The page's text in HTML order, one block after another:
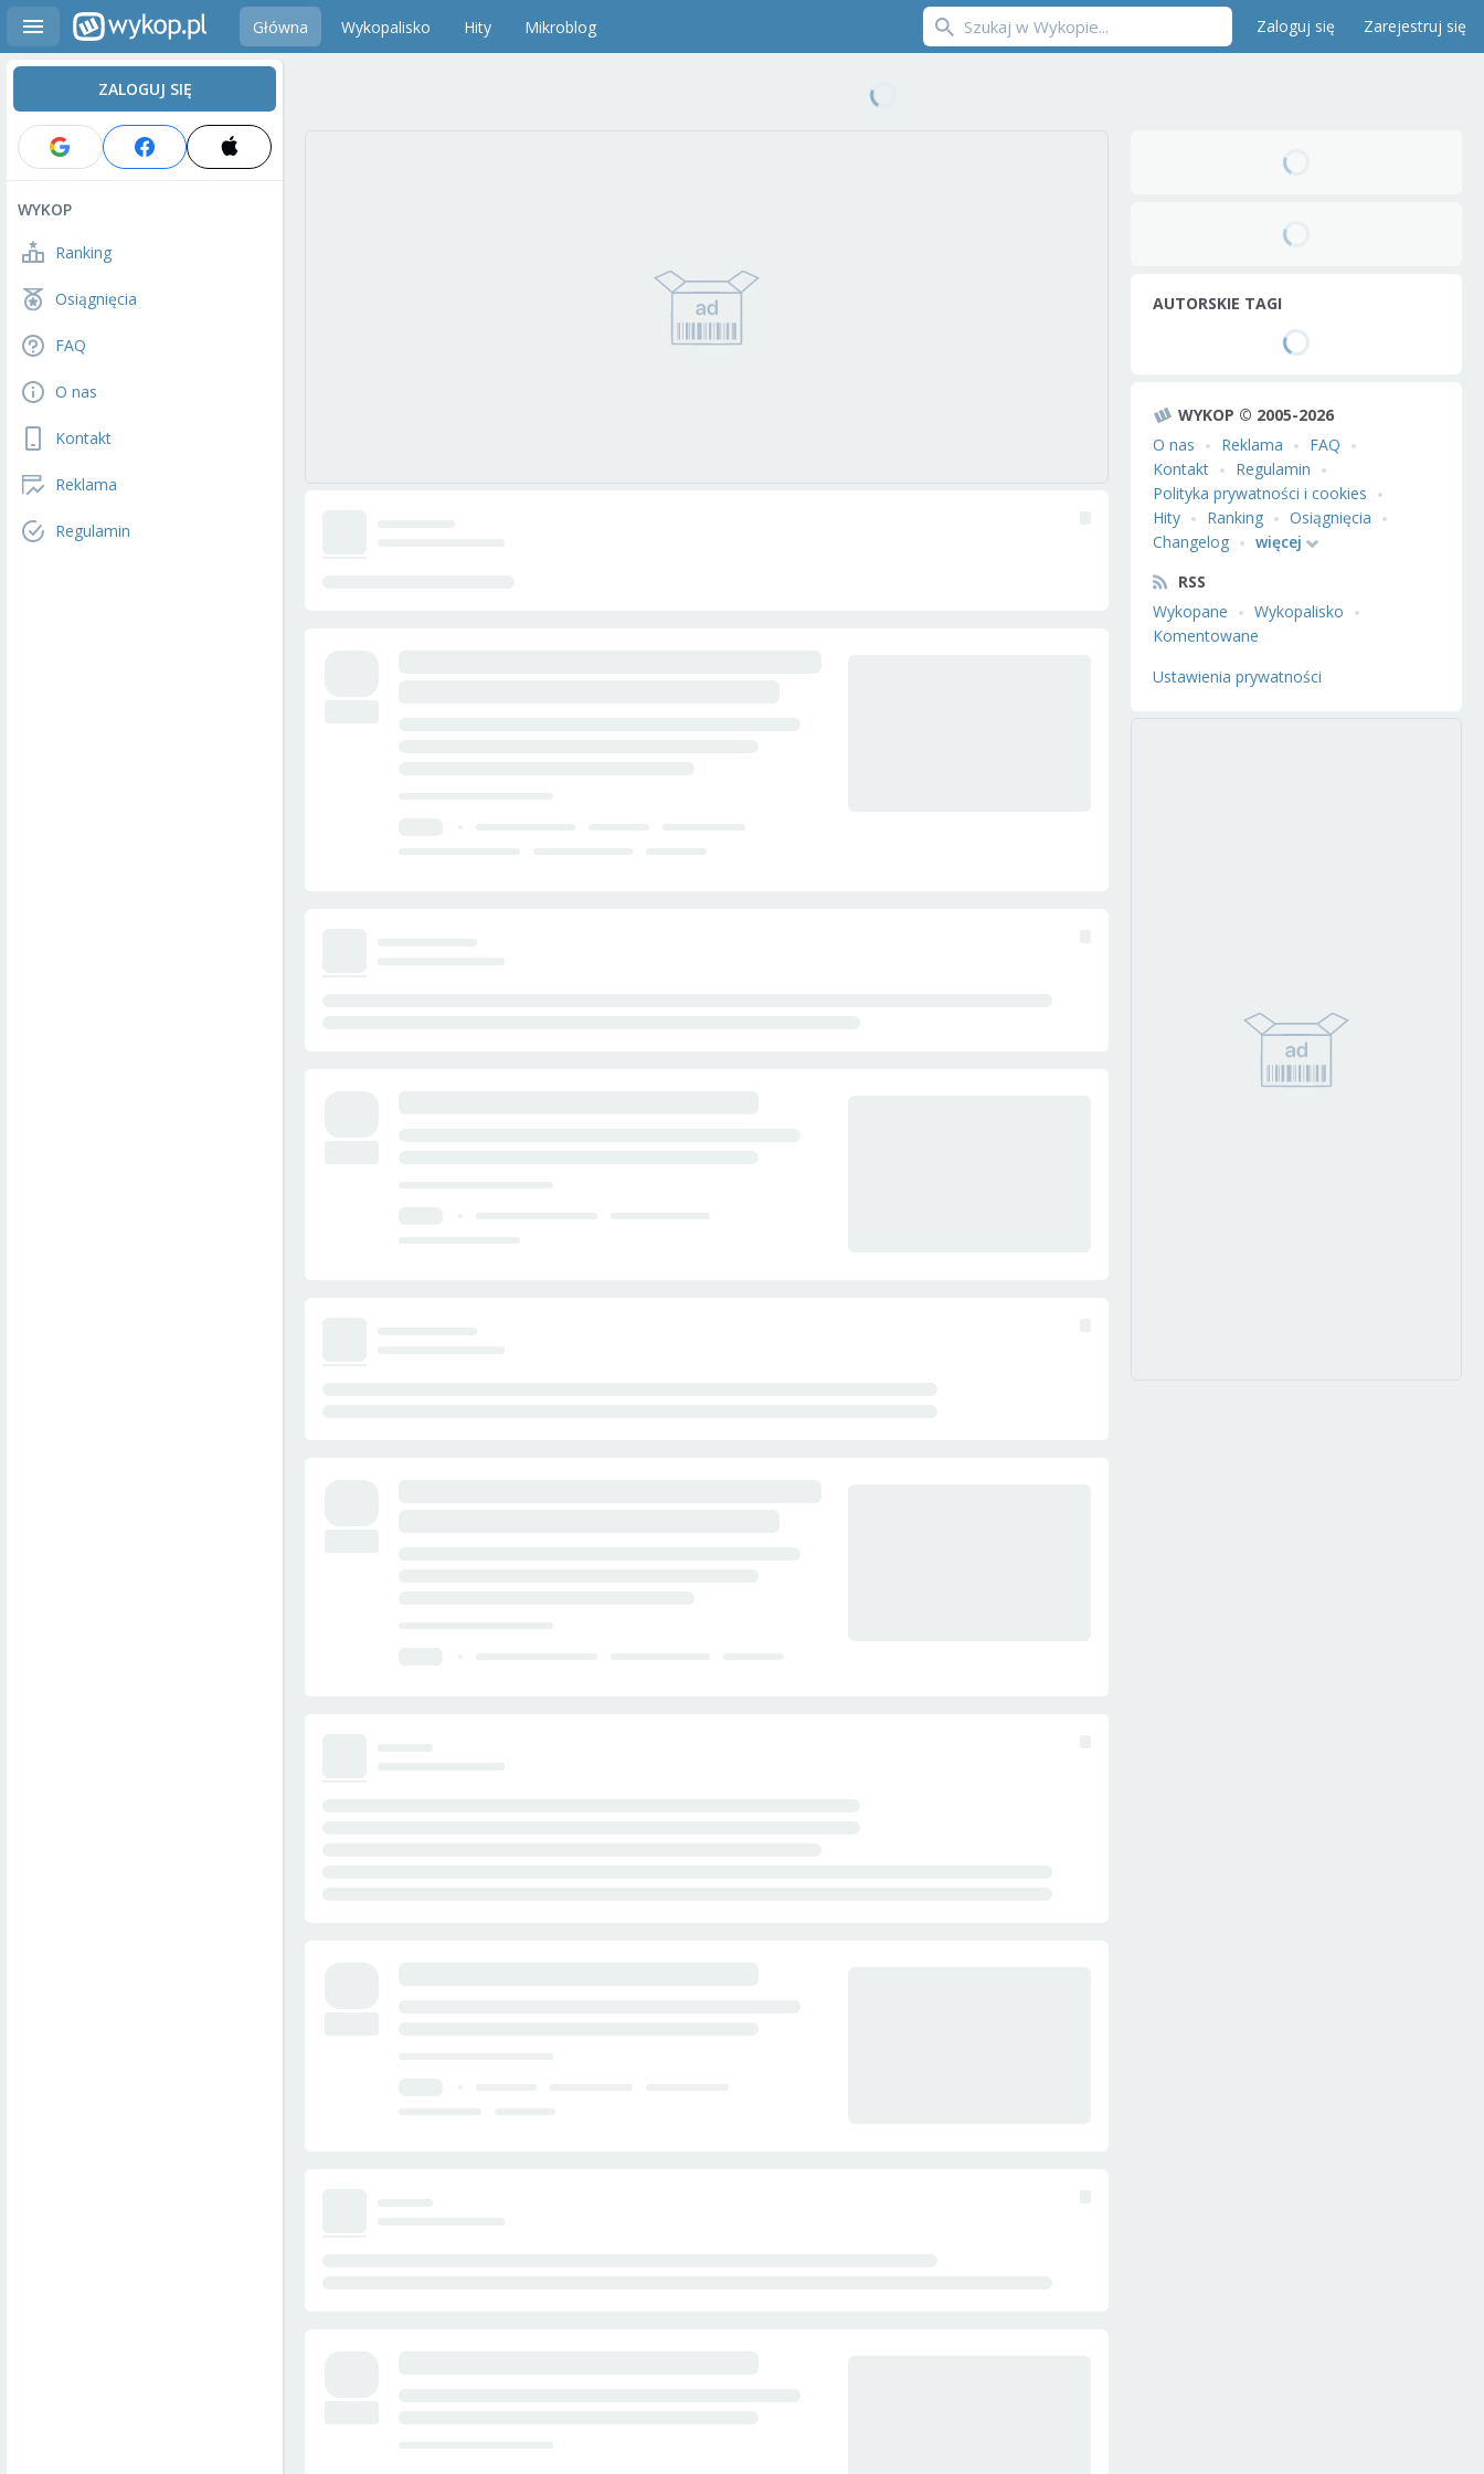
Główna Wykopalisko Hity Mikroblog Zaloguj się Zarejestruj się
ZALOGUJ SIĘ
WYKOP
Ranking
Osiągnięcia
FAQ
O nas
Kontakt
Reklama
Regulamin
AUTORSKIE TAGI
WYKOP © 2005-2026
O nas
Reklama
FAQ
Kontakt
Regulamin
Polityka prywatności i cookies
Hity
Ranking
Osiągnięcia
Changelog
więcej
RSS
Wykopane
Wykopalisko
Komentowane
Ustawienia prywatności